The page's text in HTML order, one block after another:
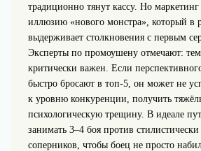
традиционно тянут кассу. Но маркетинг
иллюзию «нового монстра», который в
выдерживает столкновения с первым
Эксперты по промоушену отмечают:
критически важен. Если
быстро бросают в топ‑5, он может не
к уровню конкуренции, получить
психологическую трещину. В идеале
занимать 3–4 боя против
соперников, чтобы боец не просто